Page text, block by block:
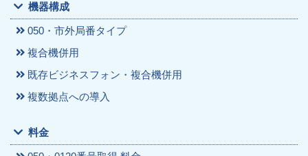
機器構成
050・市外局番タイプ
複合機併用
既存ビジネスフォン・複合機併用
複数拠点への導入
料金